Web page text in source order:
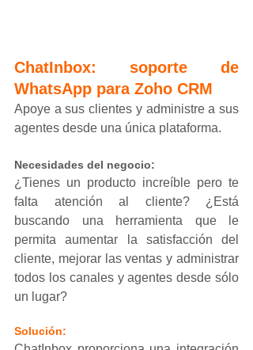
ChatInbox: soporte de
WhatsApp para Zoho CRM
Apoye a sus clientes y administre a sus
agentes desde una única plataforma.
Necesidades del negocio:
¿Tienes un producto increíble pero te
falta atención al cliente? ¿Está
buscando una herramienta que le
permita aumentar la satisfacción del
cliente, mejorar las ventas y administrar
todos los canales y agentes desde sólo
un lugar?
Solución: